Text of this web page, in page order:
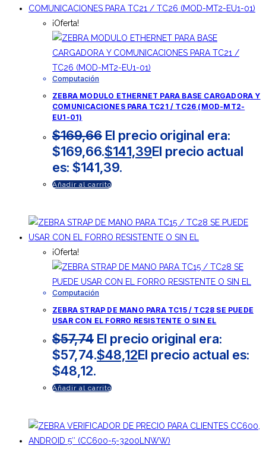
¡Oferta!
Computación
ZEBRA MODULO ETHERNET PARA BASE CARGADORA Y
COMUNICACIONES PARA TC21 / TC26 (MOD-MT2-
EU1-01)
$169,66 El precio original era:
$169,66.$141,39El precio actual
es: $141,39.
Añadir al carrito
¡Oferta!
Computación
ZEBRA STRAP DE MANO PARA TC15 / TC28 SE PUEDE
USAR CON EL FORRO RESISTENTE O SIN EL
$57,74 El precio original era:
$57,74.$48,12El precio actual es:
$48,12.
Añadir al carrito